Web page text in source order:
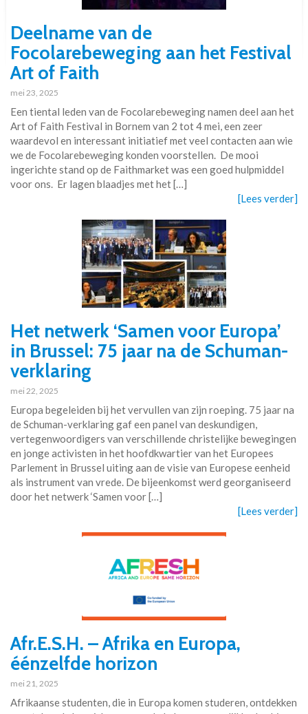
Deelname van de
Focolarebeweging aan het Festival
Art of Faith
mei 23, 2025
Een tiental leden van de Focolarebeweging namen deel aan het
Art of Faith Festival in Bornem van 2 tot 4 mei, een zeer
waardevol en interessant initiatief met veel contacten aan wie
we de Focolarebeweging konden voorstellen. De mooi
ingerichte stand op de Faithmarket was een goed hulpmiddel
voor ons. Er lagen blaadjes met het […]
[Lees verder]
Het netwerk ‘Samen voor Europa’
in Brussel: 75 jaar na de Schuman-
verklaring
mei 22, 2025
Europa begeleiden bij het vervullen van zijn roeping. 75 jaar na
de Schuman-verklaring gaf een panel van deskundigen,
vertegenwoordigers van verschillende christelijke bewegingen
en jonge activisten in het hoofdkwartier van het Europees
Parlement in Brussel uiting aan de visie van Europese eenheid
als instrument van vrede. De bijeenkomst werd georganiseerd
door het netwerk ‘Samen voor […]
[Lees verder]
Afr.E.S.H. – Afrika en Europa,
éénzelfde horizon
mei 21, 2025
Afrikaanse studenten, die in Europa komen studeren, ontdekken